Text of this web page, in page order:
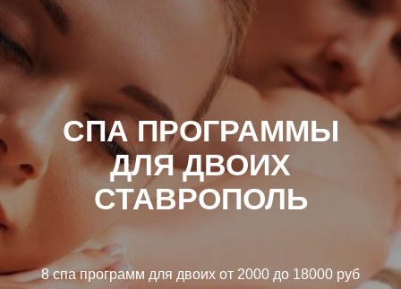
СПА ПРОГРАММЫ
ДЛЯ ДВОИХ
СТАВРОПОЛЬ
8 спа программ для двоих от 2000 до 18000 руб